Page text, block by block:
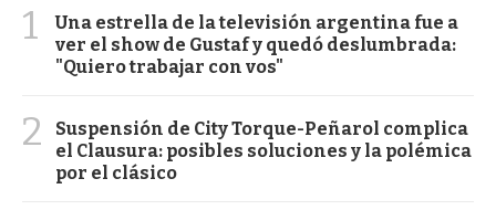
1
Una estrella de la televisión argentina fue a
ver el show de Gustaf y quedó deslumbrada:
"Quiero trabajar con vos"
2
Suspensión de City Torque-Peñarol complica
el Clausura: posibles soluciones y la polémica
por el clásico